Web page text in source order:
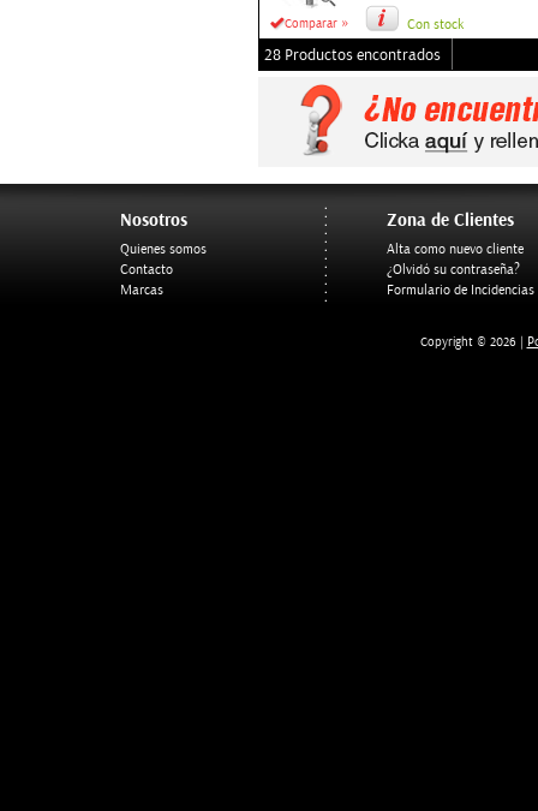
Comparar » Con stock
28 Productos encontrados
Nosotros
Quienes somos
Contacto
Marcas
Zona de Clientes
Alta como nuevo cliente
¿Olvidó su contraseña?
Formulario de Incidencias
Copyright © 2026 |